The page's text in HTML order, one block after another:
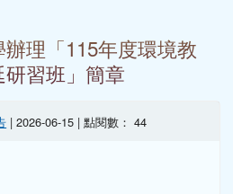
理「115年度環境教
習班」簡章
| 2026-06-15 | 點閱數： 44